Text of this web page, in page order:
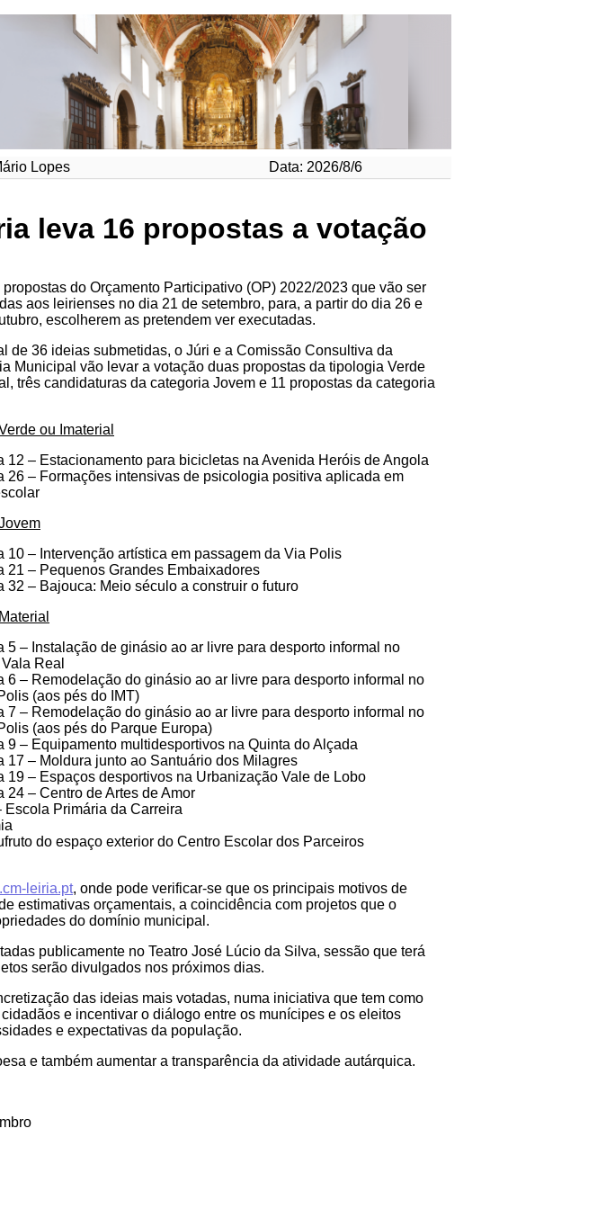
Lopes
Data: 2026/8/6
leva 16 propostas a votação
propostas do Orçamento Participativo (OP) 2022/2023 que vão ser
aos leirienses no dia 21 de setembro, para, a partir do dia 26 e
escolherem as pretendem ver executadas.
de 36 ideias submetidas, o Júri e a Comissão Consultiva da
Municipal vão levar a votação duas propostas da tipologia Verde
três candidaturas da categoria Jovem e 11 propostas da categoria
ou Imaterial
12 – Estacionamento para bicicletas na Avenida Heróis de Angola
26 – Formações intensivas de psicologia positiva aplicada em
10 – Intervenção artística em passagem da Via Polis
21 – Pequenos Grandes Embaixadores
32 – Bajouca: Meio século a construir o futuro
5 – Instalação de ginásio ao ar livre para desporto informal no
Real
6 – Remodelação do ginásio ao ar livre para desporto informal no
(aos pés do IMT)
7 – Remodelação do ginásio ao ar livre para desporto informal no
(aos pés do Parque Europa)
9 – Equipamento multidesportivos na Quinta do Alçada
17 – Moldura junto ao Santuário dos Milagres
19 – Espaços desportivos na Urbanização Vale de Lobo
24 – Centro de Artes de Amor
Primária da Carreira
do espaço exterior do Centro Escolar dos Parceiros
leiria.pt, onde pode verificar-se que os principais motivos de
estimativas orçamentais, a coincidência com projetos que o
do domínio municipal.
publicamente no Teatro José Lúcio da Silva, sessão que terá
serão divulgados nos próximos dias.
das ideias mais votadas, numa iniciativa que tem como
e incentivar o diálogo entre os munícipes e os eleitos
e expectativas da população.
e também aumentar a transparência da atividade autárquica.